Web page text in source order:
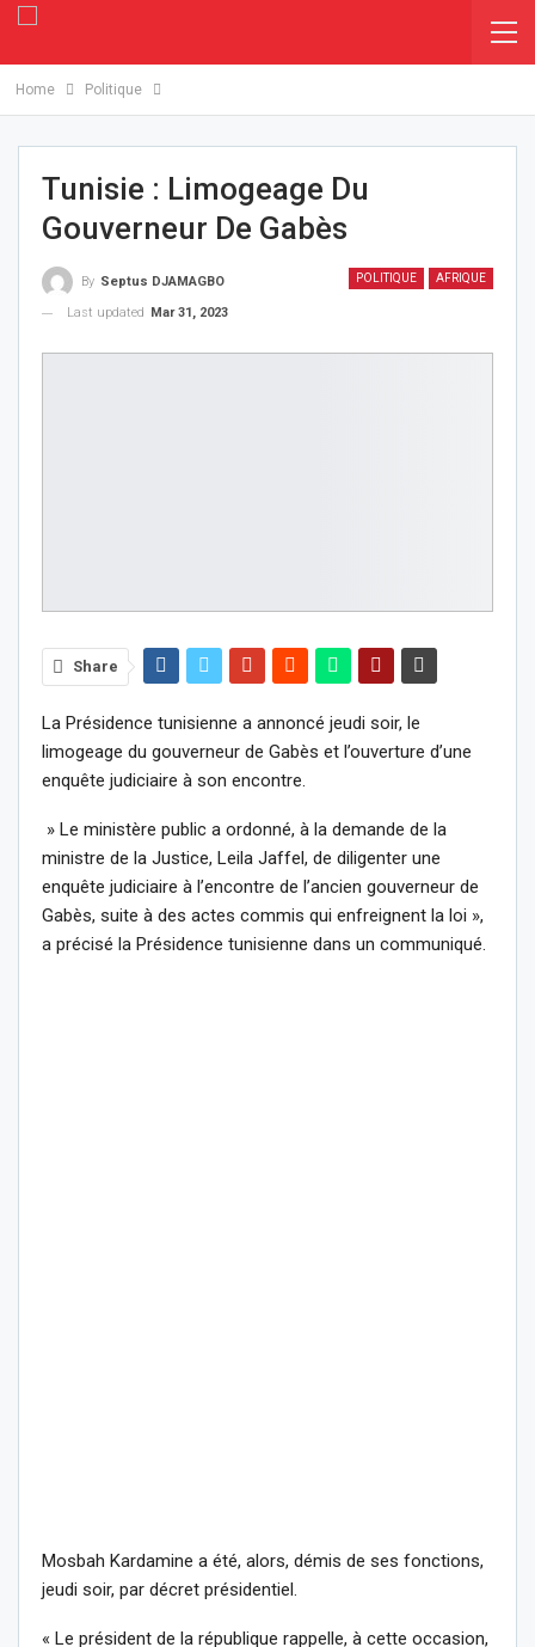
Home Politique
Tunisie : Limogeage Du
Gouverneur De Gabès
POLITIQUE AFRIQUE
By Septus DJAMAGBO
Last updated
Mar 31, 2023
Share
La Présidence tunisienne a annoncé jeudi soir, le
limogeage du gouverneur de Gabès et l’ouverture d’une
enquête judiciaire à son encontre.
» Le ministère public a ordonné, à la demande de la
ministre de la Justice, Leila Jaffel, de diligenter une
enquête judiciaire à l’encontre de l’ancien gouverneur de
Gabès, suite à des actes commis qui enfreignent la loi »,
a précisé la Présidence tunisienne dans un communiqué.
Mosbah Kardamine a été, alors, démis de ses fonctions,
jeudi soir, par décret présidentiel.
« Le président de la république rappelle, à cette occasion,